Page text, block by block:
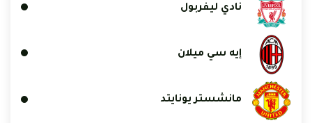
نادي ليفربول
إيه سي ميلان
مانشستر يونايتد